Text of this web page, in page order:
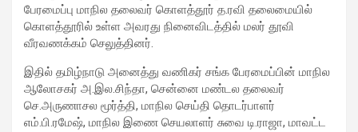
PCI. Once the patient's condition was stabilised, the team
identified that the blocked artery contained a complex mix of
fresh blood clot, hardened plaque and scar tissue, preventing
conventional balloons from crossing the blockage. Doctors then
used Excimer Laser Coronary Atherectomy (ELCA) to precisely
clear the obstruction, creating a pathway for balloon angioplasty
and successful stent placement. The three-hour procedure,
பேரமைப்பு மாநில தலைவர் கொளத்தூர் த.ரவி தலைமையில்
கொளத்தூரில் உள்ள அவரது நினைவிடத்தில் மலர் தூவி
வீரவணக்கம் செலுத்தினர்.
இதில் தமிழ்நாடு அனைத்து வணிகர் சங்க பேரமைப்பின் மாநில
ஆலோசகர் அ.இல.சிந்தா, சென்னை மண்டல தலைவர்
செ.அருணாசல மூர்த்தி, மாநில செய்தி தொடர்பாளர்
எம்.பி.ரமேஷ், மாநில இணை செயலாளர் சுவை டி.ராஜா, மாவட்ட